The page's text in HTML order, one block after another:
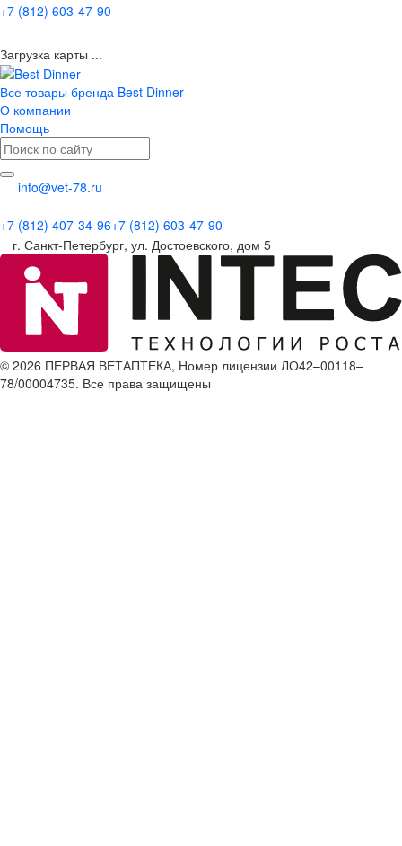
+7 (812) 603-47-90
Загрузка карты ...
Все товары бренда Best Dinner
О компании
Помощь
info@vet-78.ru
+7 (812) 407-34-96+7 (812) 603-47-90
г. Санкт-Петербург, ул. Достоевского, дом 5
© 2026 ПЕРВАЯ ВЕТАПТЕКА, Номер лицензии ЛО42–00118–
78/00004735. Все права защищены